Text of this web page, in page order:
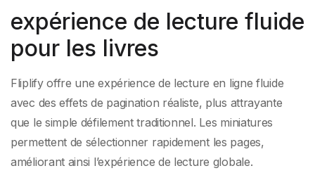
expérience de lecture fluide
pour les livres
Fliplify offre une expérience de lecture en ligne fluide
avec des effets de pagination réaliste, plus attrayante
que le simple défilement traditionnel. Les miniatures
permettent de sélectionner rapidement les pages,
améliorant ainsi l’expérience de lecture globale.